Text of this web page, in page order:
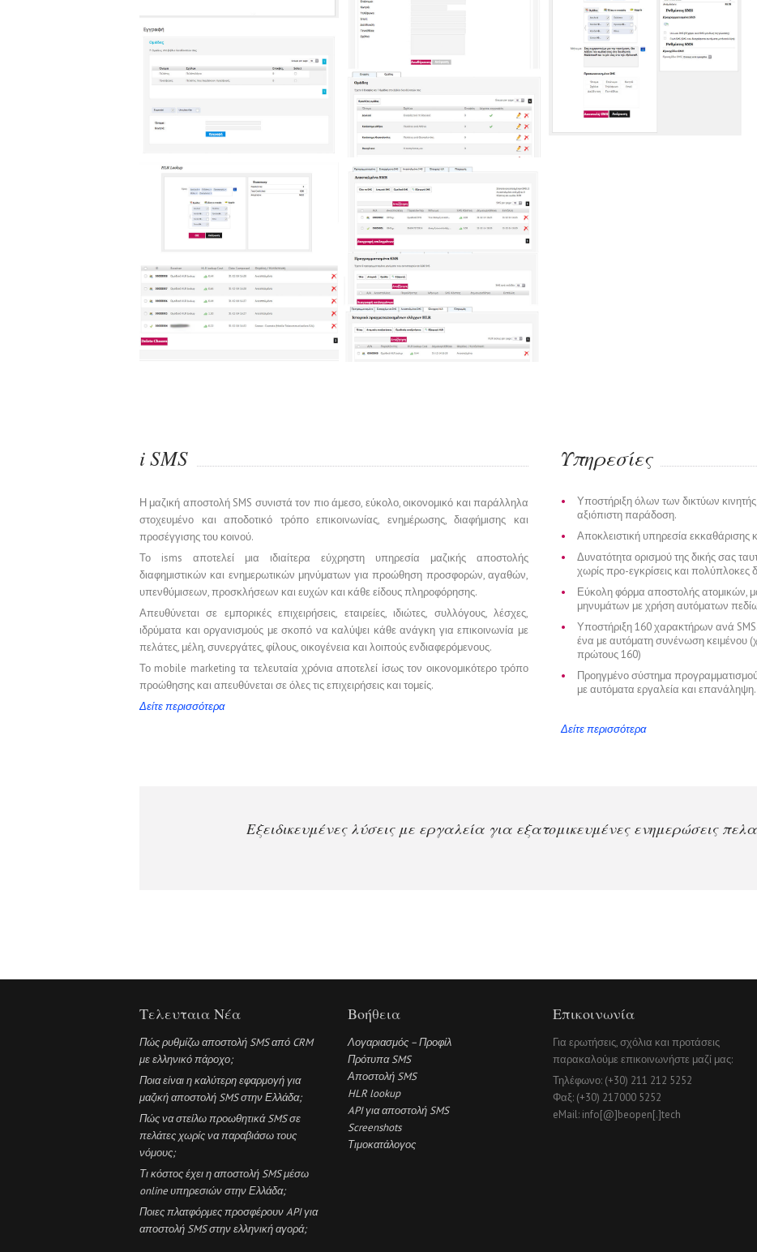
Διαχείριση πελατολογίου
iSMS.gr Screenshots
Φόρμα αποστολής SMS
iSMS.gr Screenshots
iSMS.gr Screenshots
Αναφορές
iSMS.gr Screenshots
i SMS
Η μαζική αποστολή SMS συνιστά τον πιο άμεσο, εύκολο, οικονομικό και παράλληλα
στοχευμένο και αποδοτικό τρόπο επικοινωνίας, ενημέρωσης, διαφήμισης και
προσέγγισης του κοινού.
Το isms αποτελεί μια ιδιαίτερα εύχρηστη υπηρεσία μαζικής αποστολής
διαφημιστικών και ενημερωτικών μηνύματων για προώθηση προσφορών, αγαθών,
υπενθύμισεων, προσκλήσεων και ευχών και κάθε είδους πληροφόρησης.
Απευθύνεται σε εμπορικές επιχειρήσεις, εταιρείες, ιδιώτες, συλλόγους, λέσχες,
ιδρύματα και οργανισμούς με σκοπό να καλύψει κάθε ανάγκη για επικοινωνία με
πελάτες, μέλη, συνεργάτες, φίλους, οικογένεια και λοιπούς ενδιαφερόμενους.
Το mobile marketing τα τελευταία χρόνια αποτελεί ίσως τον οικονομικότερο τρόπο
προώθησης και απευθύνεται σε όλες τις επιχειρήσεις και τομείς.
Δείτε περισσότερα
Υπηρεσίες
Υποστήριξη όλων των δικτύων
αξιόπιστη παράδοση.
Αποκλειστική υπηρεσία
Δυνατότητα ορισμού της δικής σας
χωρίς προ-εγκρίσεις και πολύπλοκες
Εύκολη φόρμα αποστολής ατομικών,
μηνυμάτων με χρήση αυτόματων
Υποστήριξη 160 χαρακτήρων ανά
ένα με αυτόματη συνένωση κειμένου
πρώτους 160)
Προηγμένο σύστημα
με αυτόματα εργαλεία και επανάληψη.
Δείτε περισσότερα
Δωρεάν εγγραφή χωρίς δέσμευση αγοράς & 5 δοκιμαστικά SMS για δοκιμή
Τελευταια Νέα
Πώς ρυθμίζω αποστολή SMS από CRM
με ελληνικό πάροχο;
Ποια είναι η καλύτερη εφαρμογή για
μαζική αποστολή SMS στην Ελλάδα;
Πώς να στείλω προωθητικά SMS σε
πελάτες χωρίς να παραβιάσω τους
νόμους;
Τι κόστος έχει η αποστολή SMS μέσω
online υπηρεσιών στην Ελλάδα;
Ποιες πλατφόρμες προσφέρουν API για
αποστολή SMS στην ελληνική αγορά;
Βοήθεια
Λογαριασμός – Προφίλ
Πρότυπα SMS
Αποστολή SMS
HLR lookup
API για αποστολή SMS
Screenshots
Τιμοκατάλογος
Επικοινωνία
Για ερωτήσεις, σχόλια και προτάσεις
παρακαλούμε επικοινωνήστε μαζί μας:
Τηλέφωνο: (+30) 211 212 5252
Φαξ: (+30) 217000 5252
eMail: info[@]beopen[.]tech